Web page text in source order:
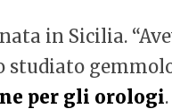
in Sicilia.
studiato
per gli orologi